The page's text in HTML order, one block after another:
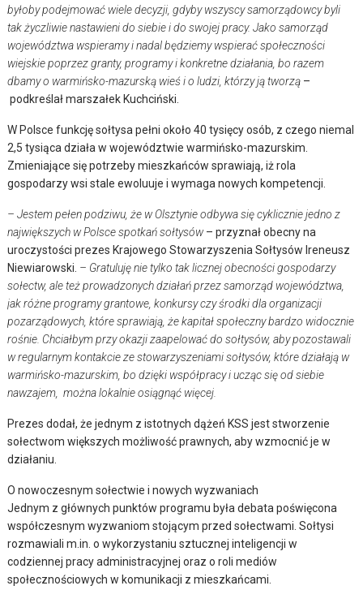
byłoby podejmować wiele decyzji, gdyby wszyscy samorządowcy byli
tak życzliwie nastawieni do siebie i do swojej pracy. Jako samorząd
województwa wspieramy i nadal będziemy wspierać społeczności
wiejskie poprzez granty, programy i konkretne działania, bo razem
dbamy o warmińsko-mazurską wieś i o ludzi, którzy ją tworzą –
podkreślał marszałek Kuchciński.
W Polsce funkcję sołtysa pełni około 40 tysięcy osób, z czego niemal
2,5 tysiąca działa w województwie warmińsko-mazurskim.
Zmieniające się potrzeby mieszkańców sprawiają, iż rola
gospodarzy wsi stale ewoluuje i wymaga nowych kompetencji.
– Jestem pełen podziwu, że w Olsztynie odbywa się cyklicznie jedno z
największych w Polsce spotkań sołtysów– przyznał obecny na
uroczystości prezes Krajowego Stowarzyszenia Sołtysów Ireneusz
Niewiarowski. – Gratuluję nie tylko tak licznej obecności gospodarzy
sołectw, ale też prowadzonych działań przez samorząd województwa,
jak różne programy grantowe, konkursy czy środki dla organizacji
pozarządowych, które sprawiają, że kapitał społeczny bardzo widocznie
rośnie. Chciałbym przy okazji zaapelować do sołtysów, aby pozostawali
w regularnym kontakcie ze stowarzyszeniami sołtysów, które działają w
warmińsko-mazurskim, bo dzięki współpracy i ucząc się od siebie
nawzajem, można lokalnie osiągnąć więcej.
Prezes dodał, że jednym z istotnych dążeń KSS jest stworzenie
sołectwom większych możliwość prawnych, aby wzmocnić je w
działaniu.
O nowoczesnym sołectwie i nowych wyzwaniach
Jednym z głównych punktów programu była debata poświęcona
współczesnym wyzwaniom stojącym przed sołectwami. Sołtysi
rozmawiali m.in. o wykorzystaniu sztucznej inteligencji w
codziennej pracy administracyjnej oraz o roli mediów
społecznościowych w komunikacji z mieszkańcami.